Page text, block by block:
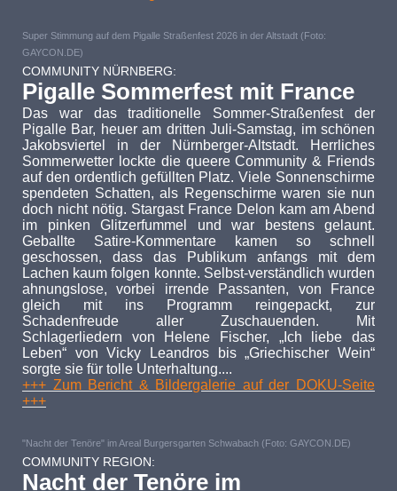
Super Stimmung auf dem Pigalle Straßenfest 2026 in der Altstadt (Foto:
GAYCON.DE)
COMMUNITY NÜRNBERG:
Pigalle Sommerfest mit France
Das war das traditionelle Sommer-Straßenfest der
Pigalle Bar, heuer am dritten Juli-Samstag, im schönen
Jakobsviertel in der Nürnberger-Altstadt. Herrliches
Sommerwetter lockte die queere Community & Friends
auf den ordentlich gefüllten Platz. Viele Sonnenschirme
spendeten Schatten, als Regenschirme waren sie nun
doch nicht nötig. Stargast France Delon kam am Abend
im pinken Glitzerfummel und war bestens gelaunt.
Geballte Satire-Kommentare kamen so schnell
geschossen, dass das Publikum anfangs mit dem
Lachen kaum folgen konnte. Selbst-verständlich wurden
ahnungslose, vorbei irrende Passanten, von France
gleich mit ins Programm reingepackt, zur
Schadenfreude aller Zuschauenden. Mit
Schlagerliedern von Helene Fischer, „Ich liebe das
Leben“ von Vicky Leandros bis „Griechischer Wein“
sorgte sie für tolle Unterhaltung....
+++ Zum Bericht & Bildergalerie auf der DOKU-Seite
+++
"Nacht der Tenöre" im Areal Burgersgarten Schwabach (Foto: GAYCON.DE)
COMMUNITY REGION:
Nacht der Tenöre im